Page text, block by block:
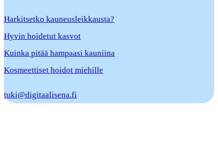
Harkitsetko kauneusleikkausta?
Hyvin hoidetut kasvot
Kuinka pitää hampaasi kauniina
Kosmeettiset hoidot miehille
tuki@digitaalisena.fi